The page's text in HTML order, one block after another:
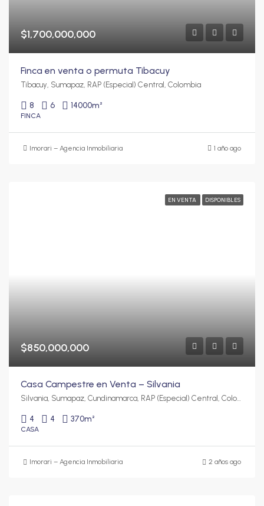
$1,700,000,000
Finca en venta o permuta Tibacuy
Tibacuy, Sumapaz, RAP (Especial) Central, Colombia
8 6 14000m²
FINCA
Imorari – Agencia Inmobiliaria 1 año ago
EN VENTA DISPONIBLES
$850,000,000
Casa Campestre en Venta – Silvania
Silvania, Sumapaz, Cundinamarca, RAP (Especial) Central, Colombia
4 4 370m²
CASA
Imorari – Agencia Inmobiliaria 2 años ago